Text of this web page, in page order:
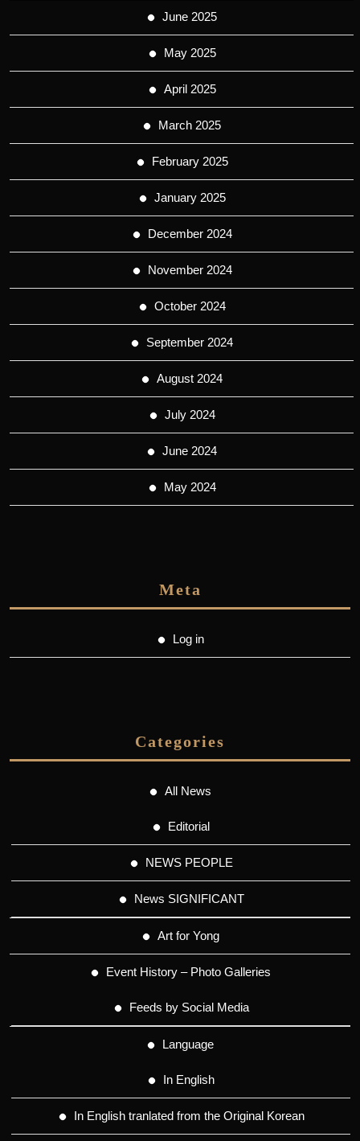
June 2025
May 2025
April 2025
March 2025
February 2025
January 2025
December 2024
November 2024
October 2024
September 2024
August 2024
July 2024
June 2024
May 2024
Meta
Log in
Categories
All News
Editorial
NEWS PEOPLE
News SIGNIFICANT
Art for Yong
Event History – Photo Galleries
Feeds by Social Media
Language
In English
In English tranlated from the Original Korean